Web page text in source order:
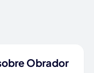
Obrador